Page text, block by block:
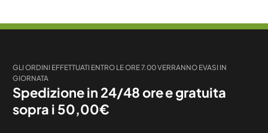
GLI ORDINI EFFETTUATI ENTRO LE ORE 7.00 VERRANNO EVASI IN
GIORNATA
Spedizione in 24/48 ore e gratuita
sopra i 50,00€